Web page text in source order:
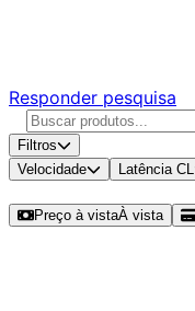
Responder pesquisa
Filtros
Velocidade
Latência CL
Preço à vistaÀ vista